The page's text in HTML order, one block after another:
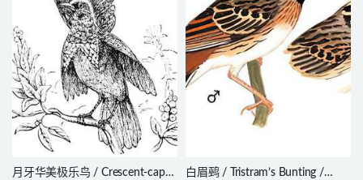
月牙华美极乐鸟 / Crescent-caped
白眉鹀 / Tristram’s Bunting /